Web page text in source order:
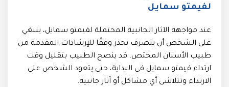
لفيمتو سمايل
عند مواجهة الآثار الجانبية المحتملة لفيمتو سمايل، ينبغي
على الشخص أن يتصرف بحذر وفقًا للإرشادات المقدمة من
طبيب الأسنان المختص. قد ينصح الطبيب بتقليل وقت
ارتداء فيمتو سمايل في البداية، حتى يتعود الشخص على
الارتداء وتتلاشى أي مشاكل أو آثار جانبية.